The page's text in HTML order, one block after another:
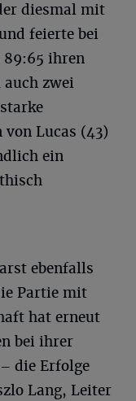
diesmal mit
feierte bei
ihren
auch zwei
Lucas (43)
ein
ebenfalls
Partie mit
hat erneut
bei ihrer
die Erfolge
Lang, Leiter